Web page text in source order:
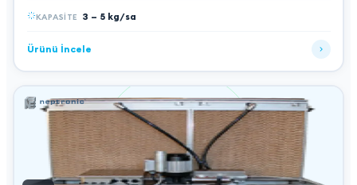
KAPASITE 3 – 5 kg/sa
Ürünü İncele